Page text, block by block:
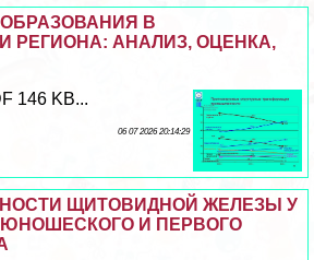
В
АНАЛИЗ, ОЦЕНКА,
146 KB...
06 07 2026 20:14:29
ЩИТОВИДНОЙ ЖЕЛЕЗЫ У
И ПЕРВОГО